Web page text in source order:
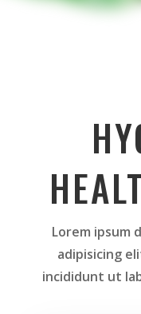
Lorem ipsum
adipisicing
incididunt ut